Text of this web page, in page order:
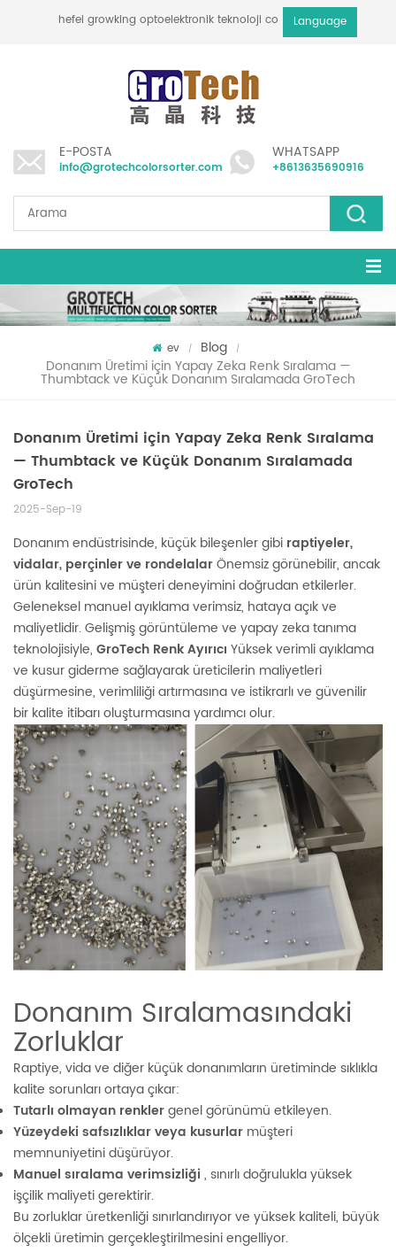
hefei growking optoelektronik teknoloji co., ltdLanguage
E-POSTA
info@grotechcolorsorter.com
WHATSAPP
+8613635690916
ev / Blog /
Donanım Üretimi için Yapay Zeka Renk Sıralama —
Thumbtack ve Küçük Donanım Sıralamada GroTech
Donanım Üretimi için Yapay Zeka Renk Sıralama
— Thumbtack ve Küçük Donanım Sıralamada
GroTech
2025-Sep-19
Donanım endüstrisinde, küçük bileşenler gibi raptiyeler,
vidalar, perçinler ve rondelalarÖnemsiz görünebilir, ancak
ürün kalitesini ve müşteri deneyimini doğrudan etkilerler.
Geleneksel manuel ayıklama verimsiz, hataya açık ve
maliyetlidir. Gelişmiş görüntüleme ve yapay zeka tanıma
teknolojisiyle, GroTech Renk Ayırıcı Yüksek verimli ayıklama
ve kusur giderme sağlayarak üreticilerin maliyetleri
düşürmesine, verimliliği artırmasına ve istikrarlı ve güvenilir
bir kalite itibarı oluşturmasına yardımcı olur.
Donanım Sıralamasındaki
Zorluklar
Raptiye, vida ve diğer küçük donanımların üretiminde sıklıkla
kalite sorunları ortaya çıkar:
Tutarlı olmayan renklergenel görünümü etkileyen.
Yüzeydeki safsızlıklar veya kusurlar müşteri
memnuniyetini düşürüyor.
Manuel sıralama verimsizliği, sınırlı doğrulukla yüksek
işçilik maliyeti gerektirir.
Bu zorluklar üretkenliği sınırlandırıyor ve yüksek kaliteli, büyük
ölçekli üretimin gerçekleştirilmesini engelliyor.